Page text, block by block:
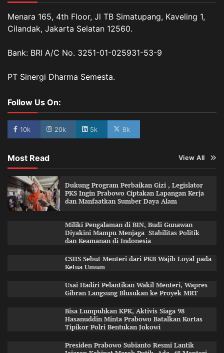
Menara 165, 4th Floor, Jl TB Simatupang, Kaveling 1,
Cilandak, Jakarta Selatan 12560.
Bank: BRI A/C No. 3251-01-025931-53-9
PT Sinergi Dharma Semesta.
Follow Us On:
10k 20k 5k 8k
Most Read View All
Dukung Program Perbaikan Gizi , Legislator
PKS Ingin Prabowo Ciptakan Lapangan Kerja
dan Manfaatkan Sumber Daya Alam
Miliki Pengalaman di BIN, Budi Gunawan
Diyakini Mampu Menjaga Stabilitas Politik
dan Keamanan di Indonesia
CSIIS Sebut Menteri dari PKB Wajib Loyal pada
Ketua Umum
Usai Hadiri Pelantikan Wakil Menteri, Wapres
Gibran Langsung Blusukan ke Proyek MRT
Bisa Lumpuhkan KPK, Aktivis Siaga 98
Hasanuddin Minta Prabowo Batalkan Kortas
Tipikor Polri Bentukan Jokowi
Presiden Prabowo Subianto Resmi Lantik